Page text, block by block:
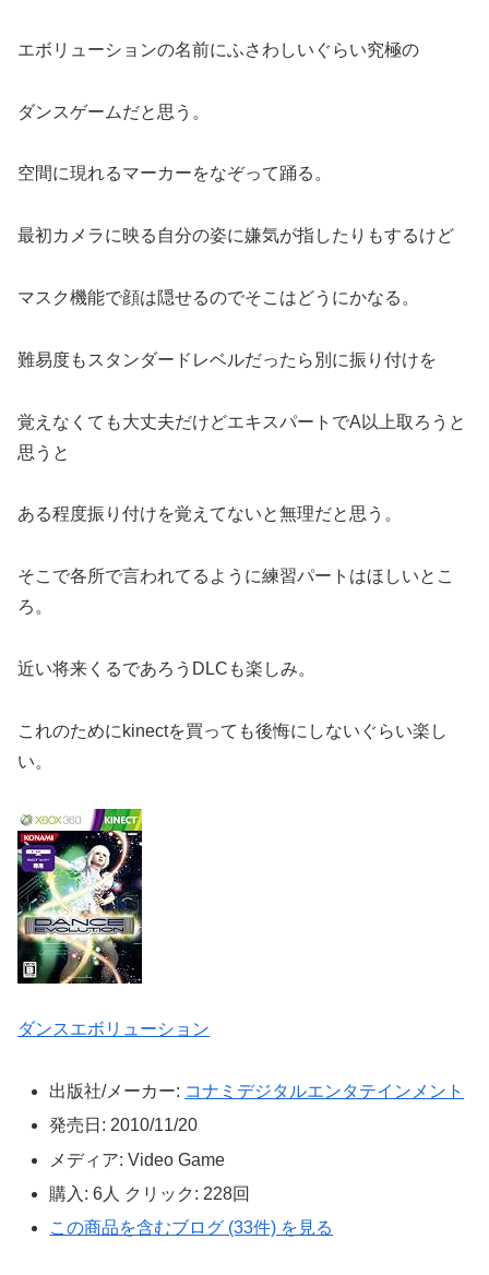
エボリューションの名前にふさわしいぐらい究極の
ダンスゲームだと思う。
空間に現れるマーカーをなぞって踊る。
最初カメラに映る自分の姿に嫌気が指したりもするけど
マスク機能で顔は隠せるのでそこはどうにかなる。
難易度もスタンダードレベルだったら別に振り付けを
覚えなくても大丈夫だけどエキスパートでA以上取ろうと
思うと
ある程度振り付けを覚えてないと無理だと思う。
そこで各所で言われてるように練習パートはほしいとこ
ろ。
近い将来くるであろうDLCも楽しみ。
これのためにkinectを買っても後悔にしないぐらい楽し
い。
ダンスエボリューション
出版社/メーカー: コナミデジタルエンタテインメント
発売日: 2010/11/20
メディア: Video Game
購入 : 6人 クリック : 228回
この商品を含むブログ (33件) を見る